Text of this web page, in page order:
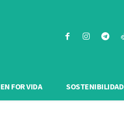
FOR VIDA SOSTENIBILIDAD